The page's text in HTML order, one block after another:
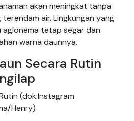
akan meningkat tanpa
air. Lingkungan yang
aglonema tetap segar dan
warna daunnya.
Secara Rutin
(dok.Instagram
Henry)